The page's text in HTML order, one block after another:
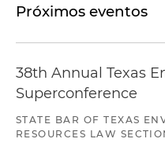
Próximos eventos
38th Annual Texas
Superconference
STATE BAR OF TEXAS
RESOURCES LAW